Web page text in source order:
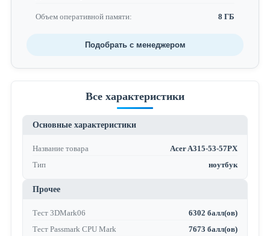
Объем оперативной памяти: 8 ГБ
Подобрать с менеджером
Все характеристики
Основные характеристики
Название товара
Acer A315-53-57PX
Тип
ноутбук
Прочее
Тест 3DMark06
6302 балл(ов)
Тест Passmark CPU Mark
7673 балл(ов)